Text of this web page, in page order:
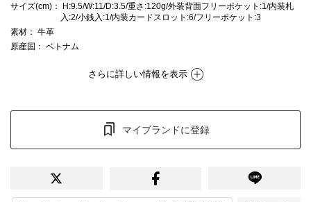
サイズ(cm) ： H:9.5/W:11/D:3.5/重さ:120g/外装背面フリーポケット:1/内装札
入:2/小銭入:1/内装カードスロット:6/フリーポケット:3
素材 ： 牛革
原産国 ： ベトナム
さらに詳しい情報を表示
マイブランドに登録